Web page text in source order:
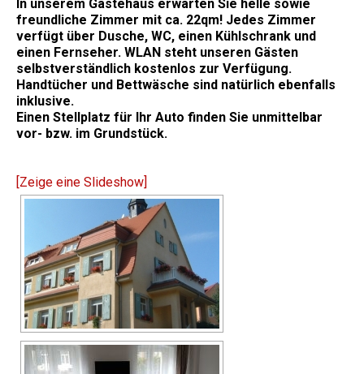
In unserem Gästehaus erwarten Sie helle sowie
freundliche Zimmer mit ca. 22qm! Jedes Zimmer
verfügt über Dusche, WC, einen Kühlschrank und
einen Fernseher. WLAN steht unseren Gästen
selbstverständlich kostenlos zur Verfügung.
Handtücher und Bettwäsche sind natürlich ebenfalls
inklusive.
Einen Stellplatz für Ihr Auto finden Sie unmittelbar
vor- bzw. im Grundstück.
[Zeige eine Slideshow]